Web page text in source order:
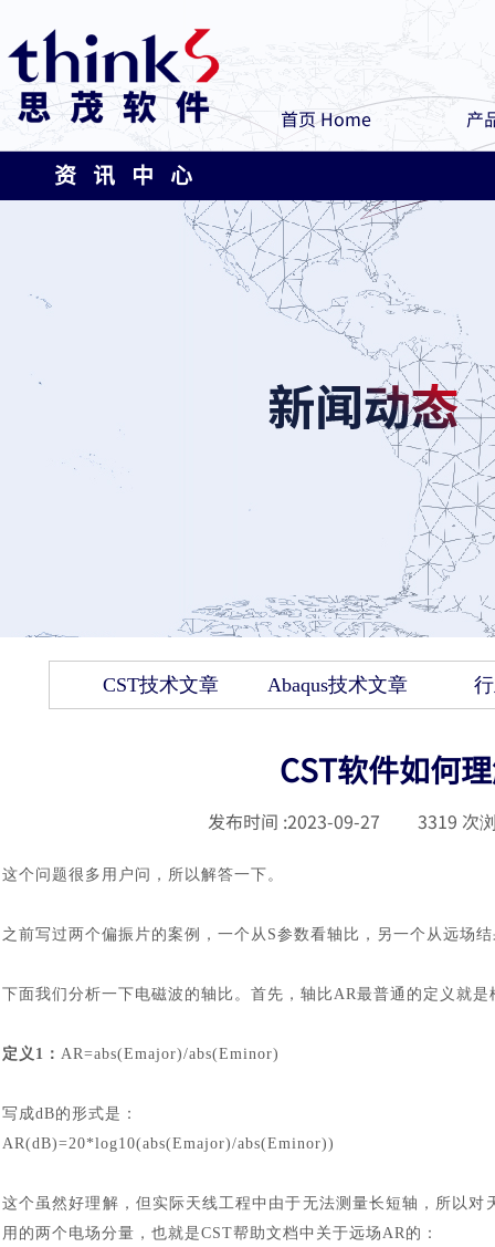
首页 Home 产
资 讯 中 心
CST技术文章 Abaqus技术文章
CST软件如何
发布时间 :2023-09-27 3319 次
这个问题很多用户问，所以解答一下。
之前写过两个偏振片的案例，一个从 S参数看轴比，另一个从远场
下面我们分析一下电磁波的轴比。首先，轴比AR最普通的定义就是
定义 1： AR=abs(Emajor)/abs(Eminor)
写成dB的形式是：
AR(dB)=20*log10(abs(Emajor)/abs(Eminor))
这个虽然好理解，但实际天线工程中由于无法测量长短轴，所以
用的两个电场分量，也就是CST帮助文档中关于远场AR的：